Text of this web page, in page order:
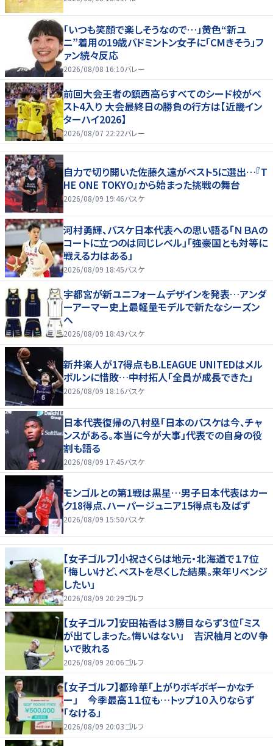
「いつも笑顔で楽しそうなので…」黄色“新ユ
ニ”着用の19歳バドミントン女子に「CMきそう」フ
ァン続々反応
2026/08/08 16:10バレー
前回大会王者の鎮西高らすべてのシード校がベ
スト4入り 大会最終日の勝負の行方は【近畿イン
ターハイ2026】
2026/08/07 22:22バレー
自力で切り開いた佐藤久遠がベスト5に選出…『T
HE ONE TOKYO』から始まった挑戦の舞台
2026/08/09 19:46バスケ
河村勇輝、バスケ日本代表への思い語る「ＮＢＡの
コートに立つのは同じレベル」「強豪国とも対等に
戦える力はある」
2026/08/09 18:45バスケ
宇都宮が新ユニフォームデザインを発表…アンダ
ーアーマー史上最軽量モデルで新たなシーズン
へ
2026/08/09 18:43バスケ
新井楽人が17得点もB.LEAGUE UNITEDはメル
ボルンに惜敗…中村拓人「全員が成長できた」
2026/08/09 18:16バスケ
日本代表復帰の八村塁「日本のバスケは今、チャ
ンスがある。本当に今が大事」代表での自身の役
割も語る
2026/08/09 17:45バスケ
モンゴルとの第1戦は黒星…男子日本代表はカー
ク18得点、ハーパージュニア15得点も及ばず
2026/08/09 15:50バスケ
【女子ゴルフ】小祝さくらは地元・北海道で１７位
「悔しいけど、ベストを尽くした結果。来年リベンジ
したい」
2026/08/09 20:29ゴルフ
【女子ゴルフ】安田祐香は３勝目ならず３位「ミス
が出てしまった。悔いはない」 吉沢柚月とのＶ争
いで敗れる
2026/08/09 20:06ゴルフ
【女子ゴルフ】都玲華「上がりボギボギーかなチ
ー」 今季最高１１位も…トップ１０入りならず
「なける」
2026/08/09 20:03ゴルフ